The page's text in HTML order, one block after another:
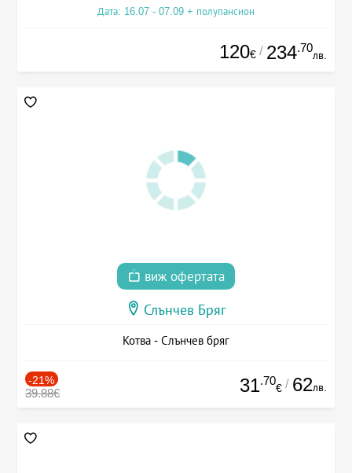
Дата: 16.07 - 07.09 + полупансион
120€ / 234.70
лв.
виж офертата
Слънчев Бряг
Котва - Слънчев бряг
-21%
39.88€ 31.70
€ / 62лв.